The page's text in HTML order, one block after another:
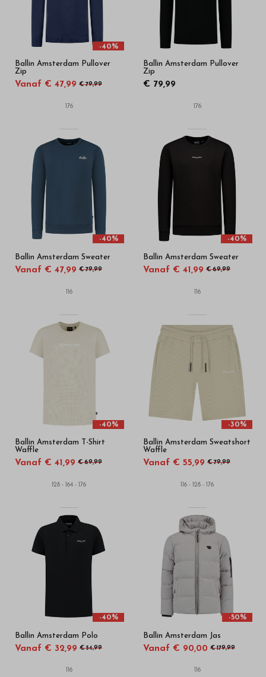
-40%
Ballin Amsterdam Pullover
Zip
Vanaf € 47,99 € 79,99
176
Ballin Amsterdam Pullover
Zip
€ 79,99
176
-40%
Ballin Amsterdam Sweater
Vanaf € 47,99 € 79,99
116
-40%
Ballin Amsterdam Sweater
Vanaf € 41,99 € 69,99
116
-40%
Ballin Amsterdam T-Shirt
Waffle
Vanaf € 41,99 € 69,99
128 - 164 - 176
-30%
Ballin Amsterdam Sweatshort
Waffle
Vanaf € 55,99 € 79,99
116 - 128 - 176
-40%
Ballin Amsterdam Polo
Vanaf € 32,99 € 54,99
116
-50%
Ballin Amsterdam Jas
Vanaf € 90,00 € 179,99
116